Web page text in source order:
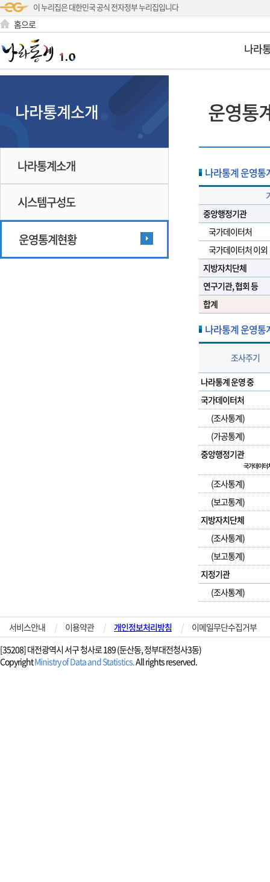
이 누리집은 대한민국 공식 전자정부 누리집입니다
홈으로
나라
나라통계소개
나라통계소개
시스템구성도
운영통계현황
운영통
나라통계 운영
중앙행정기관
국가데이터처
국가데이터처 이외
지방자치단체
연구기관, 협회 등
합계
나라통계 운영
조사주기
나라통계 운영 중
국가데이터처
(조사통계)
(가공통계)
중앙행정기관
국가데이터
(조사통계)
(보고통계)
지방자치단체
(조사통계)
(보고통계)
지정기관
(조사통계)
서비스안내 | 이용약관 | 개인정보처리방침 |
이메일무단수집거부
[35208] 대전광역시 서구 청사로 189 (둔산동, 정부대전청사3동)
CopyrightMinistry of Data and Statistics.All rights reserved.